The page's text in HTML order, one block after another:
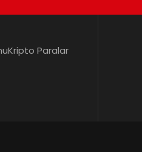
Kripto Paralar